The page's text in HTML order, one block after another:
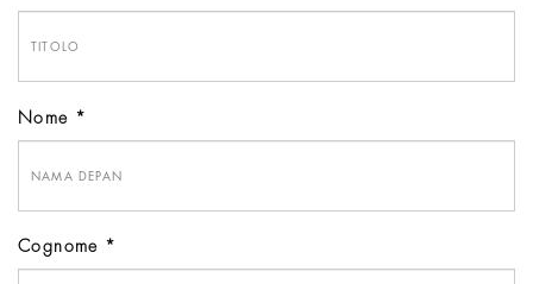
Nome
Cognome